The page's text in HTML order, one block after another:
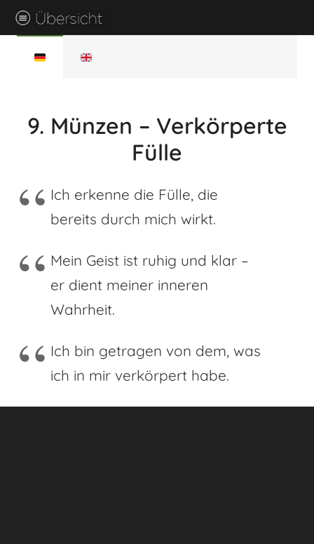
9. Münzen – Verkörperte
Fülle
Ich erkenne die Fülle, die
bereits durch mich wirkt.
Mein Geist ist ruhig und klar –
er dient meiner inneren
Wahrheit.
Ich bin getragen von dem, was
ich in mir verkörpert habe.